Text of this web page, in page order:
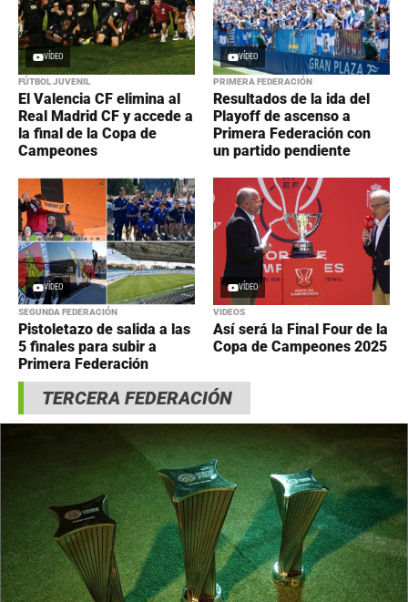
VÍDEO
FÚTBOL JUVENIL
El Valencia CF elimina al
Real Madrid CF y accede a
la final de la Copa de
Campeones
VÍDEO
PRIMERA FEDERACIÓN
Resultados de la ida del
Playoff de ascenso a
Primera Federación con
un partido pendiente
VÍDEO
SEGUNDA FEDERACIÓN
Pistoletazo de salida a las
5 finales para subir a
Primera Federación
VÍDEO
VIDEOS
Así será la Final Four de la
Copa de Campeones 2025
TERCERA FEDERACIÓN